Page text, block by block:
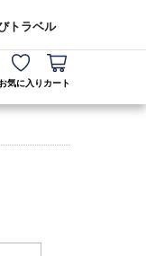
トラベル
お気に入り カート